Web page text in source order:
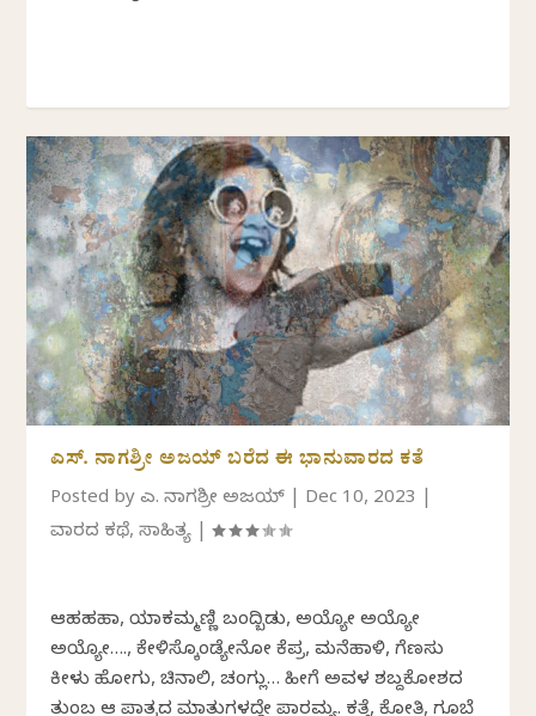
ಎಸ್. ನಾಗಶ್ರೀ ಅಜಯ್ ಬರೆದ ಈ ಭಾನುವಾರದ ಕತೆ
Posted byಎಸ್. ನಾಗಶ್ರೀ ಅಜಯ್ Dec 10, 2023
ವಾರದ ಕಥೆ,ಸಾಹಿತ್ಯ |
ಆಹಹಹಾ, ಯಾಕಮ್ಮಣ್ಣಿ ಬಂದ್ಬಿಡು, ಅಯ್ಯೋ ಅಯ್ಯೋ
ಅಯ್ಯೋ…., ಕೇಳಿಸ್ಕೊಂಡ್ಯೇನೋ ಕೆಪ್ರ, ಮನೆಹಾಳಿ, ಗೆಣಸು
ಕೀಳು ಹೋಗು, ಚಿನಾಲಿ, ಚಂಗ್ಲು… ಹೀಗೆ ಅವಳ ಶಬ್ದಕೋಶದ
ತುಂಬ ಆ ಪಾತ್ರದ ಮಾತುಗಳದ್ದೇ ಪಾರಮ್ಯ. ಕತ್ತೆ, ಕೋತಿ, ಗೂಬೆ